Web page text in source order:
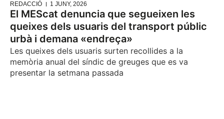
REDACCIÓ 1 JUNY, 2026
El MEScat denuncia que segueixen les
queixes dels usuaris del transport públic
urbà i demana «endreça»
Les queixes dels usuaris surten recollides a la
memòria anual del síndic de greuges que es va
presentar la setmana passada